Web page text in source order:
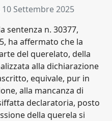
Settembre 2025
sentenza n. 30377,
ha affermato che la
del querelato, della
alla dichiarazione
equivale, pur in
alla mancanza di
declaratoria, posto
della querela si